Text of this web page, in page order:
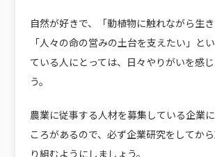
自然が好きで、「動植物に触れながら生き
「人々の命の営みの土台を支えたい」と
ている人にとっては、日々やりがいを感
う。
農業に従事する人材を募集している企業
ころがあるので、必ず企業研究をしてか
り組むようにしましょう。